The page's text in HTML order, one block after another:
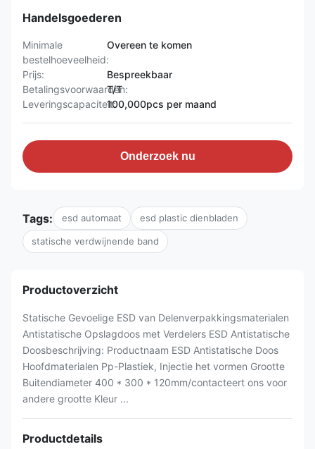
Handelsgoederen
Minimale
bestelhoeveelheid:
Overeen te komen
Prijs:
Bespreekbaar
Betalingsvoorwaarden:
T/T
Leveringscapaciteit:100,000pcs per maand
Onderzoek nu
Tags: esd automaat esd plastic dienbladen
statische verdwijnende band
Productoverzicht
Statische Gevoelige ESD van Delenverpakkingsmaterialen
Antistatische Opslagdoos met Verdelers ESD Antistatische
Doosbeschrijving: Productnaam ESD Antistatische Doos
Hoofdmaterialen Pp-Plastiek, Injectie het vormen Grootte
Buitendiameter 400 * 300 * 120mm/contacteert ons voor
andere grootte Kleur ...
Productdetails